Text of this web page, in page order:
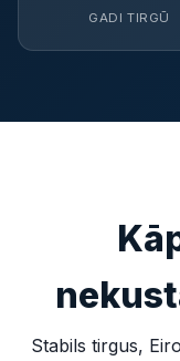
GADI TIRGŪ
Stabils tirgus,